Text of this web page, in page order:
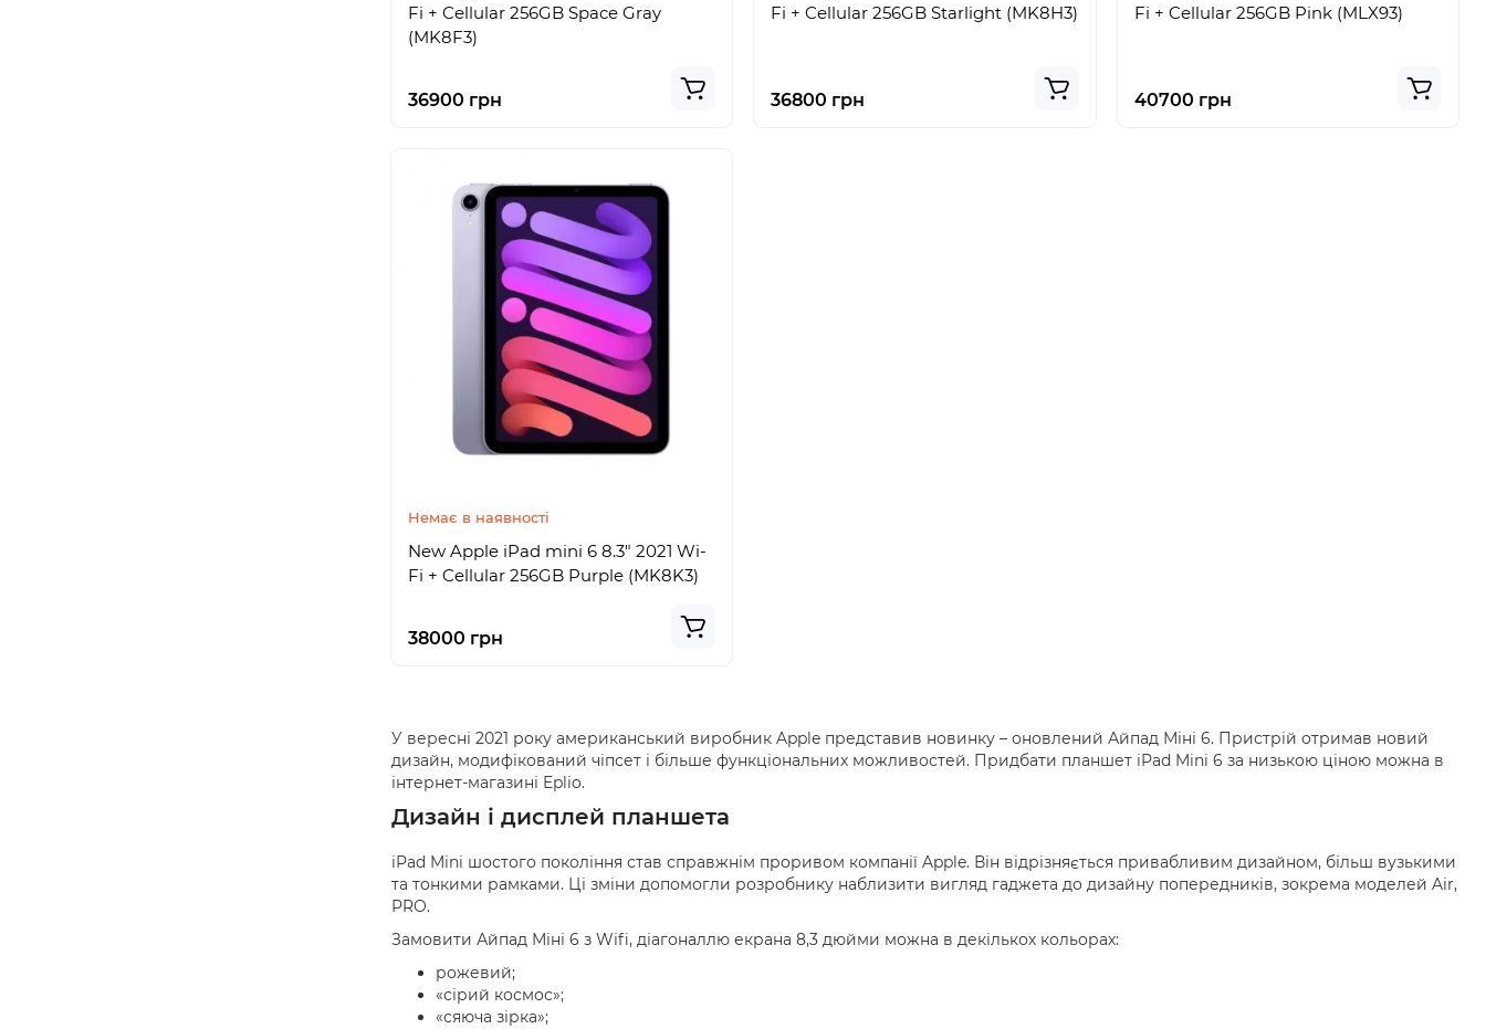
Fi + Cellular 256GB Space Gray
(MK8F3)
36900 грн
Fi + Cellular 256GB Starlight (MK8H3)
36800 грн
Fi + Cellular 256GB Pink (MLX93)
40700 грн
Немає в наявності
New Apple iPad mini 6 8.3" 2021 Wi-
Fi + Cellular 256GB Purple (MK8K3)
38000 грн
У вересні 2021 року американський виробник Apple представив новинку – оновлений Айпад Міні 6. Пристрій отримав новий
дизайн, модифікований чіпсет і більше функціональних можливостей. Придбати планшет iPad Mini 6 за низькою ціною можна в
інтернет-магазині Eplio.
Дизайн і дисплей планшета
iPad Mini шостого покоління став справжнім проривом компанії Apple. Він відрізняється привабливим дизайном, більш вузькими
та тонкими рамками. Ці зміни допомогли розробнику наблизити вигляд гаджета до дизайну попередників, зокрема моделей Air,
PRO.
Замовити Айпад Міні 6 з Wifi, діагоналлю екрана 8,3 дюйми можна в декількох кольорах:
рожевий;
«сірий космос»;
«сяюча зірка»;